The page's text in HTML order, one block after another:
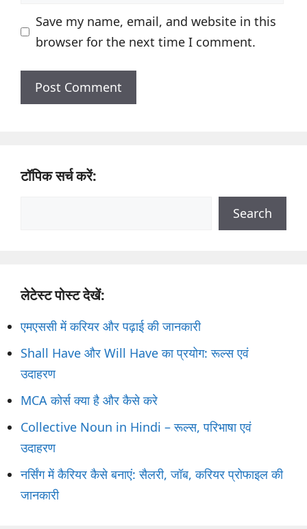
Save my name, email, and website in this
browser for the next time I comment.
टॉपिक सर्च करें:
Search
लेटेस्ट पोस्ट देखें:
एमएससी में करियर और पढ़ाई की जानकारी
Shall Have और Will Have का प्रयोग: रूल्स एवं
उदाहरण
MCA कोर्स क्या है और कैसे करे
Collective Noun in Hindi – रूल्स, परिभाषा एवं
उदाहरण
नर्सिंग में कैरियर कैसे बनाएं: सैलरी, जॉब, करियर प्रोफाइल की
जानकारी